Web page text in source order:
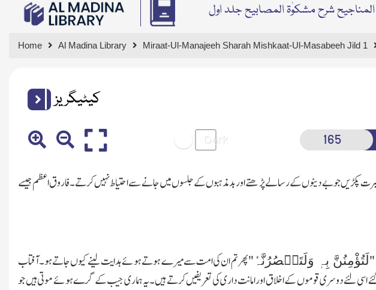
المناجیح شرح مشکوٰۃ المصابیح جلد اول
Home Al Madina Library Miraat-Ul-Manajeeh Sharah Mishkaat-Ul-Masabeeh Jild 1
کیٹیگریز
جو بے دینوں کے رسالے پڑھتے اور بدمذہبوں کے جلسوں میں جانے سے احتیاط نہیں کرتے۔فاروق اعظم جیسے
لَتُؤْمِنُنَّ بِہٖ وَلَتَنۡصُرُنَّہٗ "پھرتم ان کی امت سے میرے ہوتے ہوئے ہدایت لینے کیوں جاتے ہو۔آفتاب
اسی لئے دوسری قوموں کے اخلاق اور امانت داری کی تعریفیں کرتے ہیں۔یہ ہماری جیب کے گرے ہوئے موتی ہیں جو